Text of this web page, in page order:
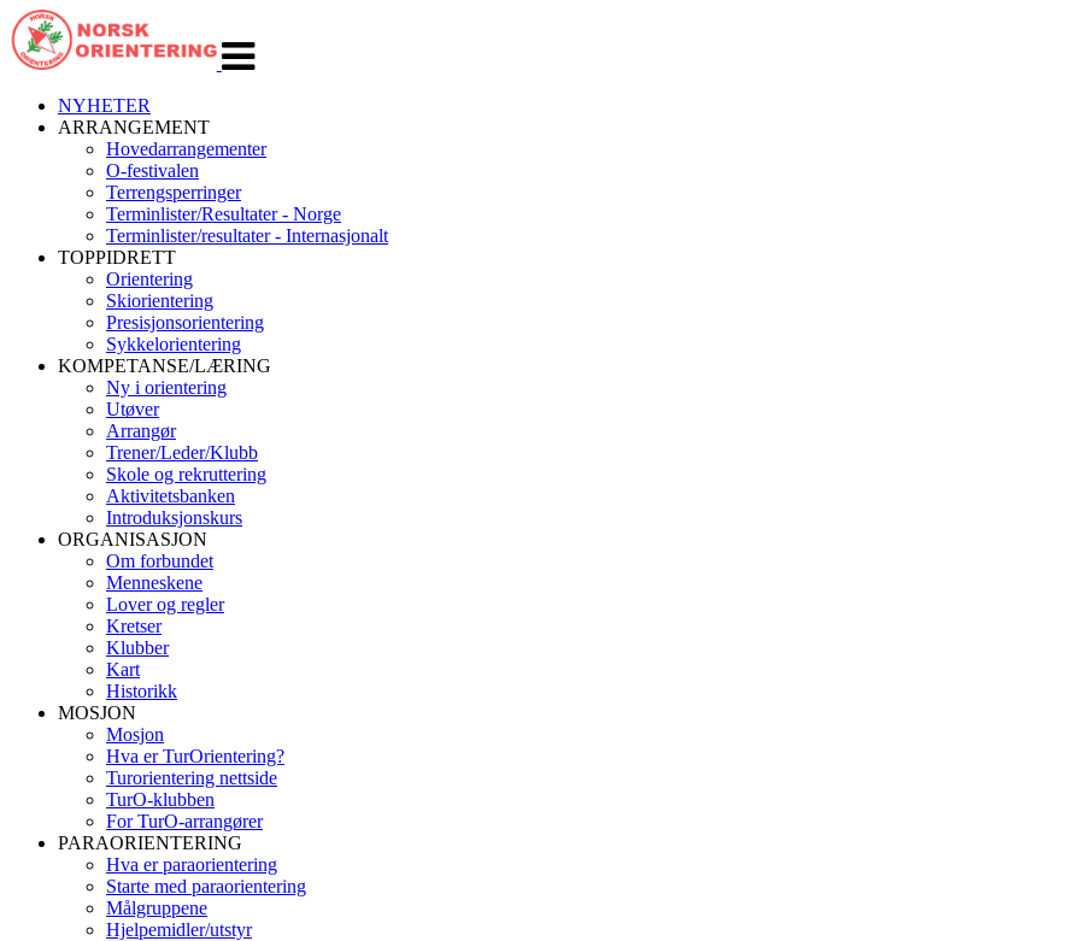
navigasjon
NYHETER
ARRANGEMENT
Hovedarrangementer
O-festivalen
Terrengsperringer
Terminlister/Resultater - Norge
Terminlister/resultater - Internasjonalt
TOPPIDRETT
Orientering
Skiorientering
Presisjonsorientering
Sykkelorientering
KOMPETANSE/LÆRING
Ny i orientering
Utøver
Arrangør
Trener/Leder/Klubb
Skole og rekruttering
Aktivitetsbanken
Introduksjonskurs
ORGANISASJON
Om forbundet
Menneskene
Lover og regler
Kretser
Klubber
Kart
Historikk
MOSJON
Mosjon
Hva er TurOrientering?
Turorientering nettside
TurO-klubben
For TurO-arrangører
PARAORIENTERING
Hva er paraorientering
Starte med paraorientering
Målgruppene
Hjelpemidler/utstyr